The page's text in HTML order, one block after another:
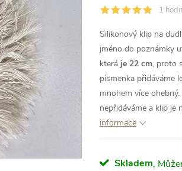
1
Silikonový klip na
jméno do poznámky
která je 22 cm, proto
písmenka přidáváme
mnohem více
nepřidáváme a klip je
informace
Skladem